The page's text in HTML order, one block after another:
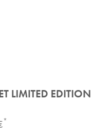
LIMITED EDITION
*